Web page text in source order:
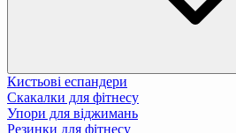
Кистьові еспандери
Скакалки для фітнесу
Упори для віджимань
Резинки для фітнесу